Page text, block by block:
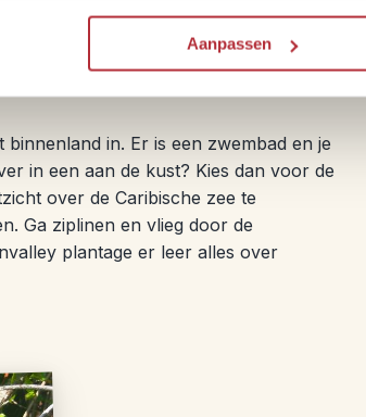
Aanpassen
in. Er is een zwembad en je
in een aan de kust? Kies dan voor de
over de Caribische zee te
Ga ziplinen en vlieg door de
plantage er leer alles over